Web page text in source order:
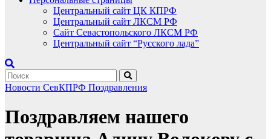
Центральный сайт ЦК КПРФ
Центральный сайт ЛКСМ РФ
Сайт Севастопольского ЛКСМ РФ
Центральный сайт “Русского лада”
Новости СевКПРФ Поздравления
Поздравляем нашего